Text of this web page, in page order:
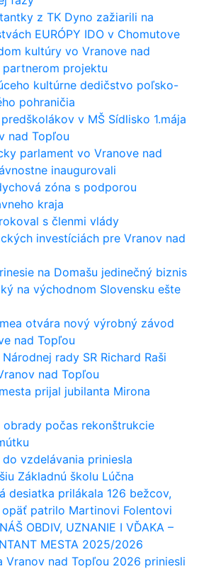
z TK Dyno zažiarili na
EURÓPY IDO v Chomutove
kultúry vo Vranove nad
projektu
kultúrne dedičstvo poľsko-
pohraničia
v MŠ Sídlisko 1.mája
nad Topľou
parlament vo Vranove nad
inaugurovali
zóna s podporou
kraja
s členmi vlády
investíciách pre Vranov nad
na Domašu jedinečný biznis
na východnom Slovensku ešte
otvára nový výrobný závod
nad Topľou
rady SR Richard Raši
nad Topľou
prijal jubilanta Mirona
obrady počas rekonštrukcie
vzdelávania priniesla
Základnú školu Lúčna
desiatka prilákala 126 bežcov,
patrilo Martinovi Folentovi
OBDIV, UZNANIE I VĎAKA –
MESTA 2025/2026
Vranov nad Topľou 2026 priniesli